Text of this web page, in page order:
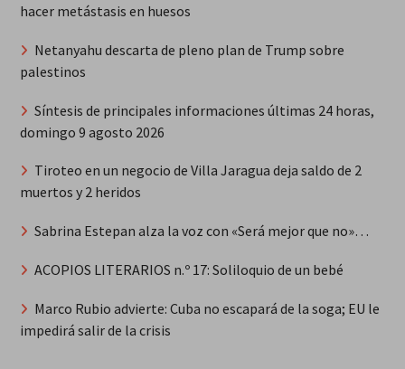
hacer metástasis en huesos
Netanyahu descarta de pleno plan de Trump sobre
palestinos
Síntesis de principales informaciones últimas 24 horas,
domingo 9 agosto 2026
Tiroteo en un negocio de Villa Jaragua deja saldo de 2
muertos y 2 heridos
Sabrina Estepan alza la voz con «Será mejor que no»…
ACOPIOS LITERARIOS n.º 17: Soliloquio de un bebé
Marco Rubio advierte: Cuba no escapará de la soga; EU le
impedirá salir de la crisis